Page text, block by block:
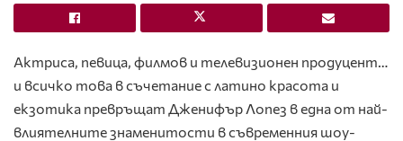
Актриса, певица, филмов и телевизионен продуцент…
и всичко това в съчетание с латино красота и
екзотика превръщат Дженифър Лопез в една от най-
влиятелните знаменитости в съвременния шоу-